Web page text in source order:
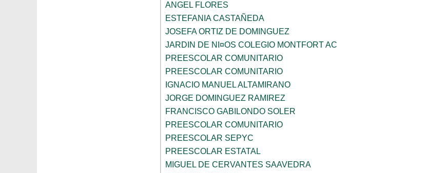
ANGEL FLORES
ESTEFANIA CASTAÑEDA
JOSEFA ORTIZ DE DOMINGUEZ
JARDIN DE NI¤OS COLEGIO MONTFORT AC
PREESCOLAR COMUNITARIO
PREESCOLAR COMUNITARIO
IGNACIO MANUEL ALTAMIRANO
JORGE DOMINGUEZ RAMIREZ
FRANCISCO GABILONDO SOLER
PREESCOLAR COMUNITARIO
PREESCOLAR SEPYC
PREESCOLAR ESTATAL
MIGUEL DE CERVANTES SAAVEDRA